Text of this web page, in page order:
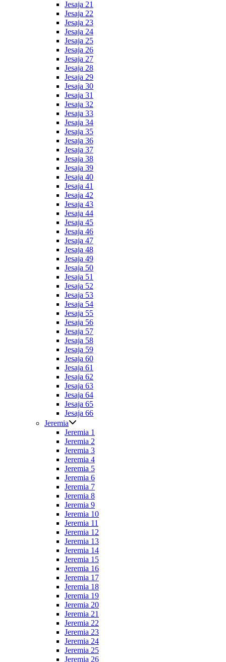
Jesaja 21
Jesaja 22
Jesaja 23
Jesaja 24
Jesaja 25
Jesaja 26
Jesaja 27
Jesaja 28
Jesaja 29
Jesaja 30
Jesaja 31
Jesaja 32
Jesaja 33
Jesaja 34
Jesaja 35
Jesaja 36
Jesaja 37
Jesaja 38
Jesaja 39
Jesaja 40
Jesaja 41
Jesaja 42
Jesaja 43
Jesaja 44
Jesaja 45
Jesaja 46
Jesaja 47
Jesaja 48
Jesaja 49
Jesaja 50
Jesaja 51
Jesaja 52
Jesaja 53
Jesaja 54
Jesaja 55
Jesaja 56
Jesaja 57
Jesaja 58
Jesaja 59
Jesaja 60
Jesaja 61
Jesaja 62
Jesaja 63
Jesaja 64
Jesaja 65
Jesaja 66
Jeremia
Jeremia 1
Jeremia 2
Jeremia 3
Jeremia 4
Jeremia 5
Jeremia 6
Jeremia 7
Jeremia 8
Jeremia 9
Jeremia 10
Jeremia 11
Jeremia 12
Jeremia 13
Jeremia 14
Jeremia 15
Jeremia 16
Jeremia 17
Jeremia 18
Jeremia 19
Jeremia 20
Jeremia 21
Jeremia 22
Jeremia 23
Jeremia 24
Jeremia 25
Jeremia 26